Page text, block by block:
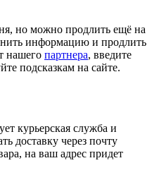
но можно продлить ещё на
информацию и продлить
нашего партнера, введите
подсказкам на сайте.
курьерская служба и
доставку через почту
на ваш адрес придет